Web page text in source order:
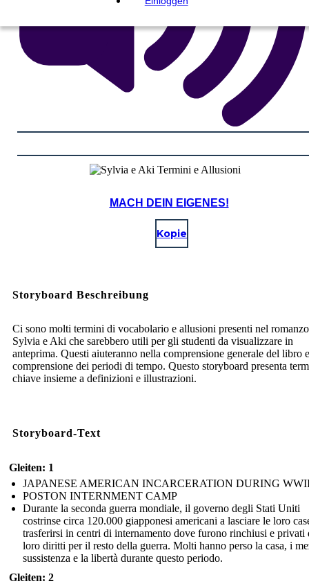
MACH DEIN EIGENES!
Kopie
Storyboard Beschreibung
Ci sono molti termini di vocabolario e allusioni presenti nel romanzo
Sylvia e Aki che sarebbero utili per gli studenti da visualizzare in
anteprima. Questi aiuteranno nella comprensione generale del libro
comprensione dei periodi di tempo. Questo storyboard presenta
chiave insieme a definizioni e illustrazioni.
Storyboard-Text
Gleiten: 1
JAPANESE AMERICAN INCARCERATION DURING
POSTON INTERNMENT CAMP
Durante la seconda guerra mondiale, il governo degli Stati Uniti
costrinse circa 120.000 giapponesi americani a lasciare le loro
trasferirsi in centri di internamento dove furono rinchiusi e privati
loro diritti per il resto della guerra. Molti hanno perso la casa, i
sussistenza e la libertà durante questo periodo.
Gleiten: 2